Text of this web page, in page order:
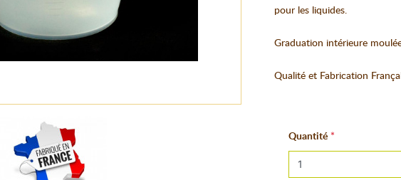
pour les liquides.
Graduation intérieure
Qualité et Fabrication
Quantité